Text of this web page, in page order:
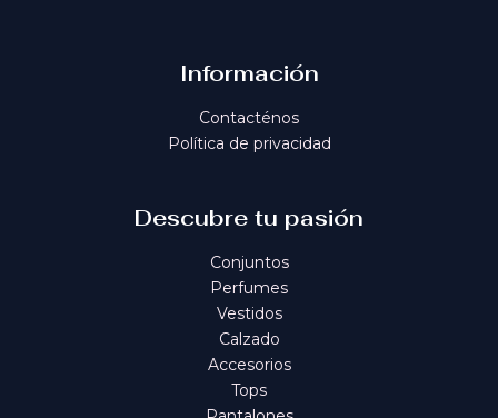
Información
Contacténos
Política de privacidad
Descubre tu pasión
Conjuntos
Perfumes
Vestidos
Calzado
Accesorios
Tops